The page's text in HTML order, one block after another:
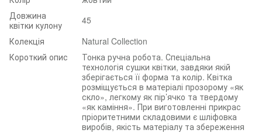
Довжина
квітки кулону
45
Колекція
Natural Collection
Короткий опис
Тонка ручна робота. Спеціальна
технологія сушки квітки, завдяки якій
зберігається її форма та колір. Квітка
розміщується в матеріалі прозорому «як
скло», легкому як пір’ячко та твердому
«як каміння». При виготовленні прикрас
пріоритетними складовими є шліфовка
виробів, якість матеріалу та збереження